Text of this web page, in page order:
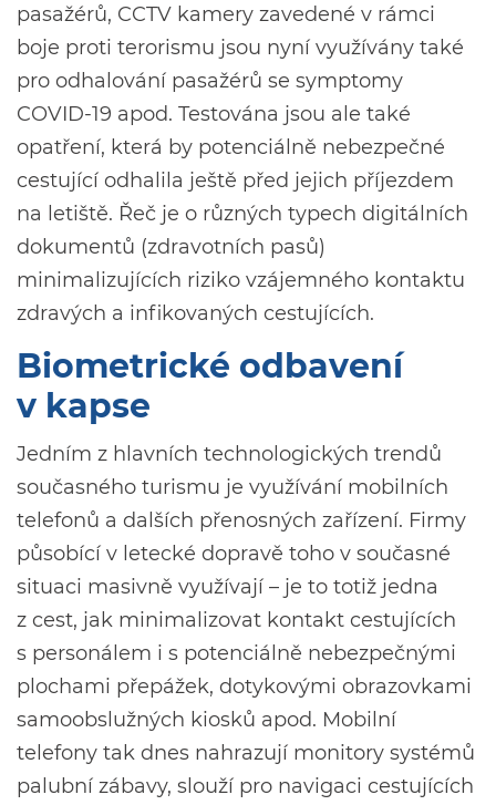
pasažérů, CCTV kamery zavedené v rámci
boje proti terorismu jsou nyní využívány také
pro odhalování pasažérů se symptomy
COVID-19 apod. Testována jsou ale také
opatření, která by potenciálně nebezpečné
cestující odhalila ještě před jejich příjezdem
na letiště. Řeč je o různých typech digitálních
dokumentů (zdravotních pasů)
minimalizujících riziko vzájemného kontaktu
zdravých a infikovaných cestujících.
Biometrické odbavení
v kapse
Jedním z hlavních technologických trendů
současného turismu je využívání mobilních
telefonů a dalších přenosných zařízení. Firmy
působící v letecké dopravě toho v současné
situaci masivně využívají – je to totiž jedna
z cest, jak minimalizovat kontakt cestujících
s personálem i s potenciálně nebezpečnými
plochami přepážek, dotykovými obrazovkami
samoobslužných kiosků apod. Mobilní
telefony tak dnes nahrazují monitory systémů
palubní zábavy, slouží pro navigaci cestujících